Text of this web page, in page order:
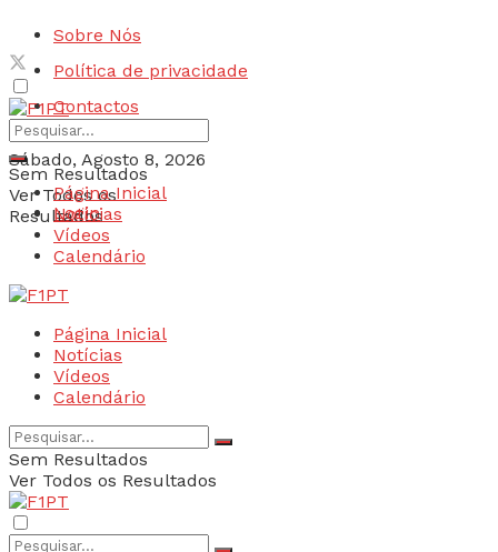
Sobre Nós
Política de privacidade
Contactos
Sábado, Agosto 8, 2026
Login
Sem Resultados
Ver Todos os
Resultados
Página Inicial
Notícias
Vídeos
Calendário
Página Inicial
Notícias
Vídeos
Calendário
Sem Resultados
Ver Todos os Resultados